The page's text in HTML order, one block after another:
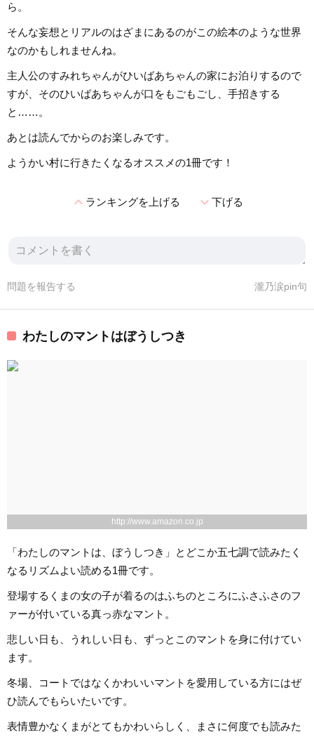
ら。
そんな妄想とリアルのはざまにあるのがこの絵本のような世界
なのかもしれませんね。
主人公のすみれちゃんがひいばあちゃんの家にお泊りするので
すが、そのひいばあちゃんが口をもごもごし、手招きする
と……。
あとは読んでからのお楽しみです。
ようかい村に行きたくなるオススメの1冊です！
expand_lessランキングを上げる expand_more下げる
瀧乃涙pin句
問題を報告する
わたしのマントはぼうしつき
http://www.amazon.co.jp
「わたしのマントは、ぼうしつき」とどこか五七調で読みたく
なるリズムよい読める1冊です。
登場するくまの女の子が着るのはふちのところにふさふさのフ
ァーが付いている真っ赤なマント。
悲しい日も、うれしい日も、ずっとこのマントを身に付けてい
ます。
冬場、コートではなくかわいいマントを愛用している方にはぜ
ひ読んでもらいたいです。
表情豊かなくまがとてもかわいらしく、まさに何度でも読みた